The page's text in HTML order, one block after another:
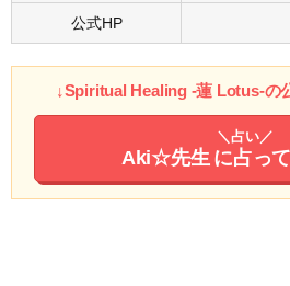
公式HP
↓Spiritual Healing -蓮 Lotus-の
＼占い／
Aki☆先生 に占っ